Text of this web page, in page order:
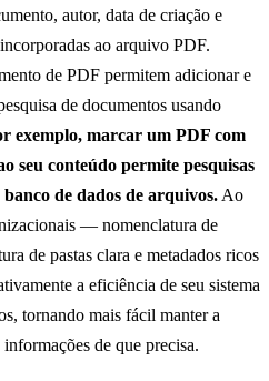
autor, data de criação e
ao arquivo PDF.
de PDF permitem adicionar e
de documentos usando
exemplo, marcar um PDF com
seu conteúdo permite pesquisas
de dados de arquivos. Ao
— nomenclatura de
de pastas clara e metadados ricos
a eficiência de seu sistema
tornando mais fácil manter a
de que precisa.